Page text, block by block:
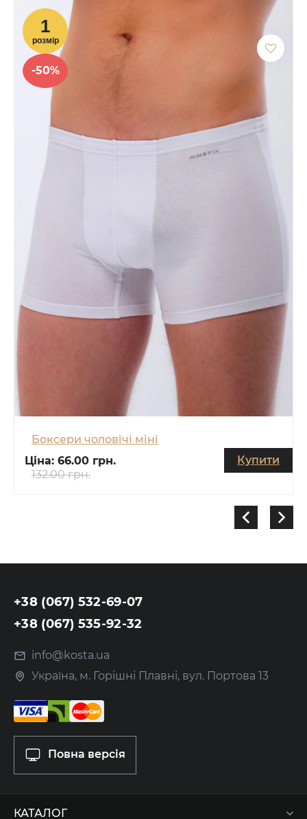
-50%
Боксери чоловічі міні
Ціна: 66.00 грн.
132.00 грн.
Купити
+38 (067) 532-69-07
+38 (067) 535-92-32
info@kosta.ua
Україна, м. Горішні Плавні, вул. Портова 13
Повна версія
КАТАЛОГ